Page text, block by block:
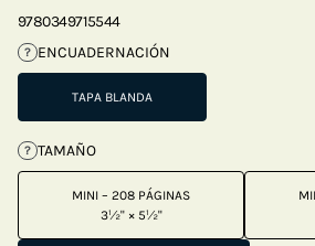
9780349715544
? ENCUADERNACIÓN
TAPA BLANDA
? TAMAÑO
MINI – 208 PÁGINAS
3½" × 5½"